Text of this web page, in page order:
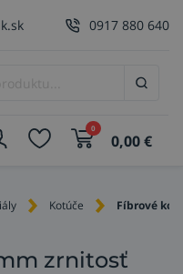
0917 880 640
0
0,00€
Kotúče Fíbrové
zrnitosť